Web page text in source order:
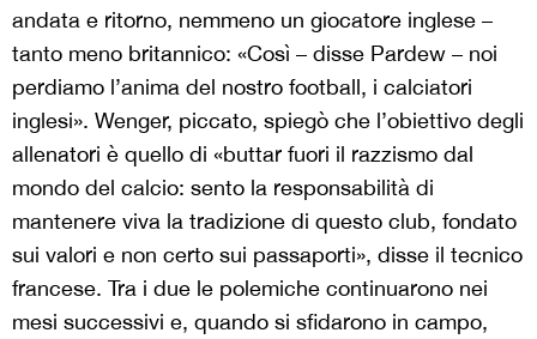
andata e ritorno, nemmeno un giocatore inglese –
tanto meno britannico: «Così – disse Pardew – noi
perdiamo l’anima del nostro football, i calciatori
inglesi». Wenger, piccato, spiegò che l’obiettivo degli
allenatori è quello di «buttar fuori il razzismo dal
mondo del calcio: sento la responsabilità di
mantenere viva la tradizione di questo club, fondato
sui valori e non certo sui passaporti», disse il tecnico
francese. Tra i due le polemiche continuarono nei
mesi successivi e, quando si sfidarono in campo,